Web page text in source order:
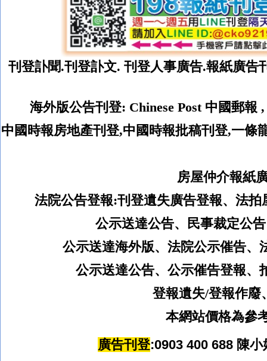
刊登訃聞.刊登訃文. 刊登人事廣告.報紙廣告
海外版公告刊登: Chinese Post 中國郵報
中國時報房地產刊登,中國時報批稿刊登,一條
房屋仲介報紙
法院公告登報:刊登遺失廣告登報、法
公示送達公告、民事裁定公
公示送達海外版、 法院公示催告、
公示送達公告、公示催告登報、
登報遺失/登報作廢
本網站價格為參
廣告刊登:0903 400 688 陳小